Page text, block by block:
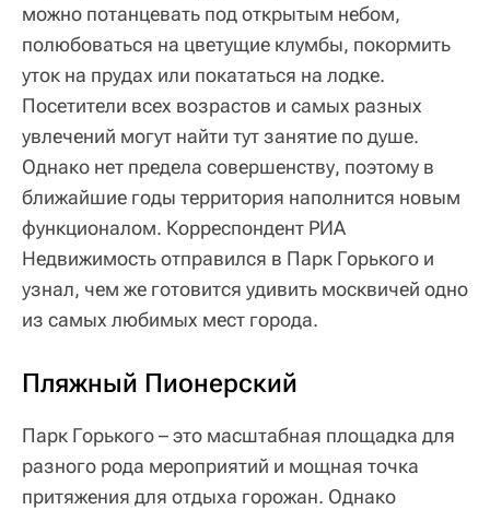
можно потанцевать под открытым небом,
полюбоваться на цветущие клумбы, покормить
уток на прудах или покататься на лодке.
Посетители всех возрастов и самых разных
увлечений могут найти тут занятие по душе.
Однако нет предела совершенству, поэтому в
ближайшие годы территория наполнится новым
функционалом. Корреспондент РИА
Недвижимость отправился в Парк Горького и
узнал, чем же готовится удивить москвичей одно
из самых любимых мест города.
Пляжный Пионерский
Парк Горького – это масштабная площадка для
разного рода мероприятий и мощная точка
притяжения для отдыха горожан. Однако